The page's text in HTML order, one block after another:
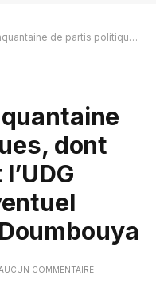
l’UPR, le Grup et l’UDG soutiennent l’éventuel candidature de Doumbouya
dont
COMMENTAIRE